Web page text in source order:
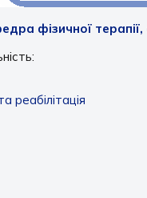
фізичної терапії,
реабілітація